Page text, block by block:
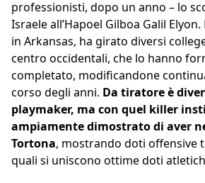
professionisti, dopo un anno – lo
Israele all’Hapoel Gilboa Galil
in Arkansas, ha girato diversi
centro occidentali, che lo hanno
completato, modificandone
corso degli anni. Da tiratore è
playmaker, ma con quel killer
ampiamente dimostrato di aver
Tortona, mostrando doti offensive
quali si uniscono ottime doti